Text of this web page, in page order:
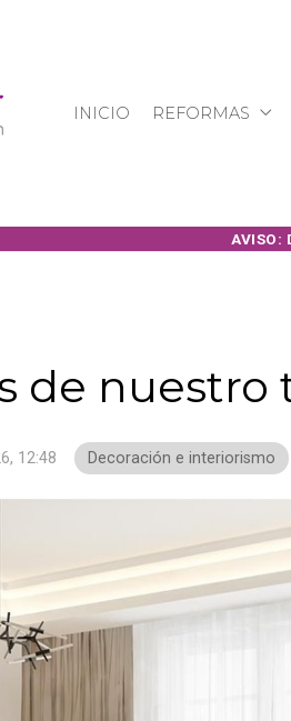
INICIO REFORMAS
de
12:48 Decoración e interiorismo